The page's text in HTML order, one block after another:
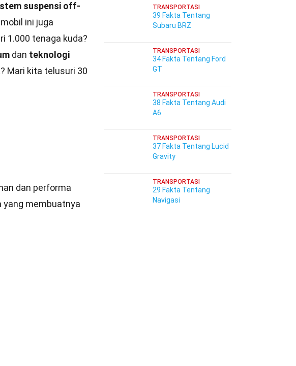
suspensi off-
ini juga
1.000 tenaga kuda?
dan teknologi
Mari kita telusuri 30
dan performa
yang membuatnya
TRANSPORTASI
39 Fakta Tentang
Subaru BRZ
TRANSPORTASI
34 Fakta Tentang Ford
GT
TRANSPORTASI
38 Fakta Tentang Audi
A6
TRANSPORTASI
37 Fakta Tentang Lucid
Gravity
TRANSPORTASI
29 Fakta Tentang
Navigasi